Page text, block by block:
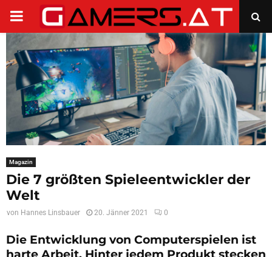
PRIMARY
MENU
Magazin
Die 7 größten Spieleentwickler der
Welt
von Hannes Linsbauer 20. Jänner 2021 0
Die Entwicklung von Computerspielen ist